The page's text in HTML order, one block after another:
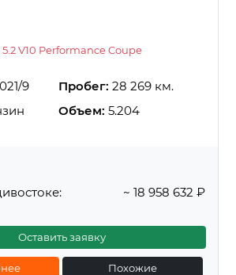
V10 Performance Coupe
9 Пробег: 28 269 км.
Объем: 5.204
~ 18 958 632 ₽
Оставить заявку
Похожие